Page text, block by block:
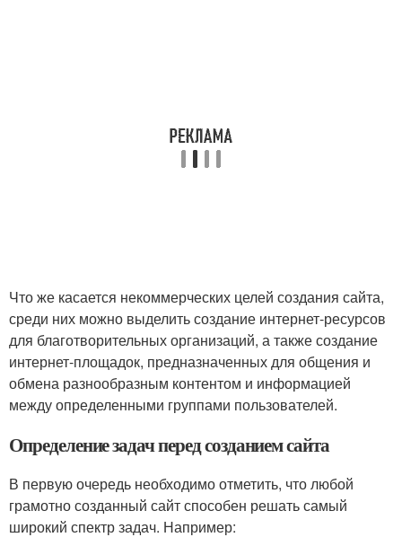
Что же касается некоммерческих целей создания сайта,
среди них можно выделить создание интернет-ресурсов
для благотворительных организаций, а также создание
интернет-площадок, предназначенных для общения и
обмена разнообразным контентом и информацией
между определенными группами пользователей.
Определение задач перед созданием сайта
В первую очередь необходимо отметить, что любой
грамотно созданный сайт способен решать самый
широкий спектр задач. Например: